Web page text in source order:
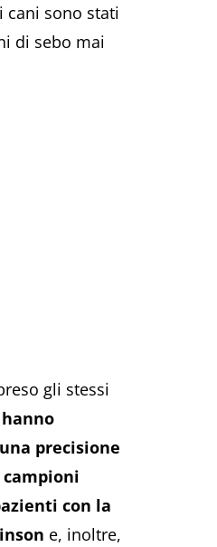
cani sono stati
di sebo mai
gli stessi
precisione
campioni
con la
e, inoltre,